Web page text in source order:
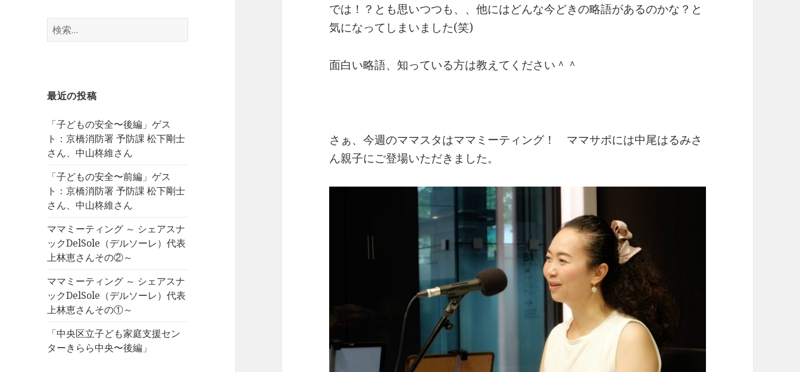
検
索:
最近の投稿
「子どもの安全〜後編」ゲス
ト：京橋消防署 予防課 松下剛士
さん、中山柊維さん
「子どもの安全〜前編」ゲス
ト：京橋消防署 予防課 松下剛士
さん、中山柊維さん
ママミーティング ～ シェアスナ
ックDelSole（デルソーレ）代表
上林恵さんその②～
ママミーティング ～ シェアスナ
ックDelSole（デルソーレ）代表
上林恵さんその①～
「中央区立子ども家庭支援セン
ターきらら中央〜後編」
では！？とも思いつつも、、他にはどんな今どきの略語があるのかな？と
気になってしまいました(笑)
面白い略語、知っている方は教えてください＾＾
さぁ、今週のママスタはママミーティング！ ママサポには中尾はるみさ
ん親子にご登場いただきました。